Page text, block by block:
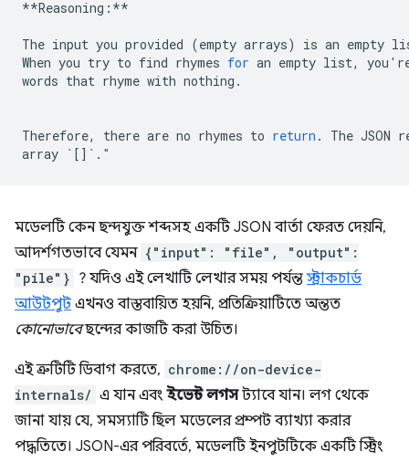
**Reasoning:**
The input you provided (empty arrays) is an empty
When you try to find rhymes for an empty list, you '
words that rhyme with nothing.
Therefore, there are no rhymes to return . The JSON
array ` [] ` . "
মডেলটি কেন ছন্দযুক্ত শব্দসহ একটি JSON বার্তা ফেরত দেয়নি,
আদর্শগতভাবে যেমন {"input": "file", "output":
"pile"} ? যদিও এই লেখাটি লেখার সময় পর্যন্তস্ট্রাকচার্ড
আউটপুটএখনও বাস্তবায়িত হয়নি, প্রতিক্রিয়াটিতে অন্তত
কোনোভাবেছন্দের কাজটি করা উচিত।
এই ত্রুটিটি ডিবাগ করতে, chrome://on-device-
internals/ এ যান এবং ইভেন্ট লগসট্যাবে যান। লগ থেকে
জানা যায় যে, সমস্যাটি ছিল মডেলের প্রম্পট ব্যাখ্যা করার
পদ্ধতিতে। JSON-এর পরিবর্তে, মডেলটি ইনপুটটিকে একটি স্ট্রিং